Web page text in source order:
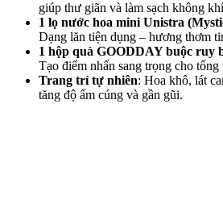
giúp thư giãn và làm sạch không
1 lọ nước hoa mini Unistra
Dạng lăn tiện dụng – hương thơm
1 hộp quà GOODDAY buộc ruy
Tạo điểm nhấn sang trọng cho tổng
Trang trí tự nhiên: Hoa khô, lát
tăng độ ấm cúng và gần gũi.